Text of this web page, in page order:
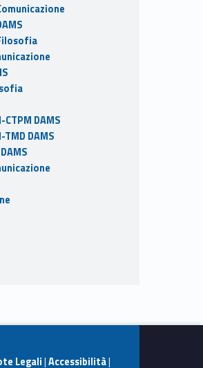
DAMS
DAMS
Legali|Accessibilità|